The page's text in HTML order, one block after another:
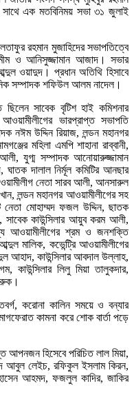
সাথে এক মতবিনিময় সভা ৩১ জুলাই
রহমান মুজাহিদের সভাপতিত্বে
ও আনিসুজ্জামান আজাদ। সভার
ওয়াদুদ। প্রধান অতিথি হিসাবে
সম্পাদক শফিউল আলম নাদেল।
সাবেক বৃটিশ হাই কমিশনার
ভারপ্রাপ্ত সভাপতি
নঈম উদ্দিন রিয়াজ, লন্ডন মহানগর
মহিলা এমপি শাহানা রাব্বানী,
যুগ্ম সম্পাদক আনোয়ারুজ্জামান
দালাল নির্মূল কমিটির আনছার
নেতা সারব আলী, আনসারুল
লন্ডন মহানগর আওয়ামীলীগের সহ
নেতা মোহাম্মদ ফজল উদ্দিন, ছাতক
কাউন্সিলার আয়ুব করম আলী,
আওয়ামীলীগের শ্রম ও জনশক্তি
মালিক, কভেন্ট্রি আওয়ামীলীগের
আহাদ, কাউন্সিলার আবদাল উল্লাহ,
কাউন্সিলার লিলু মিয়া তালুকদার,
করোনা কালিন সময়ে ও বন্যার
কামনা করে শোক বার্তা পড়ে
আপনজন হিসেবে পরিচিত লাল মিয়া,
আবুল লেইচ, রফিকুল ইসলাম কিরন,
আহমদ, ফজলুল কাদির, জাকির